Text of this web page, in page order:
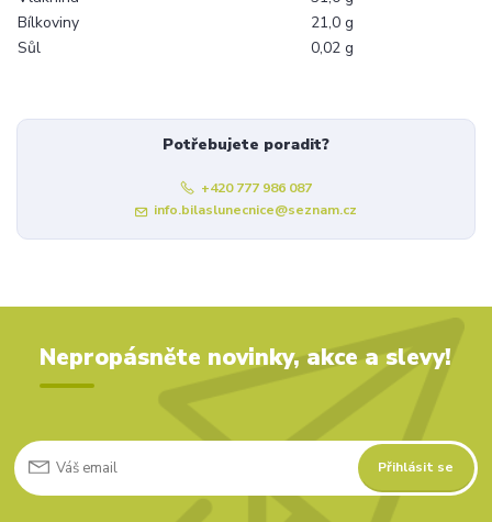
Bílkoviny
21,0 g
Sůl
0,02 g
Potřebujete poradit?
+420 777 986 087
info.bilaslunecnice@seznam.cz
Nepropásněte novinky, akce a slevy!
Přihlásit se